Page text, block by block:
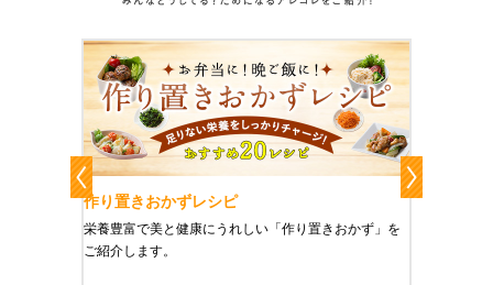
作り置きおかずレシピ
栄養豊富で美と健康にうれしい「作り置きおかず」を
ご紹介します。